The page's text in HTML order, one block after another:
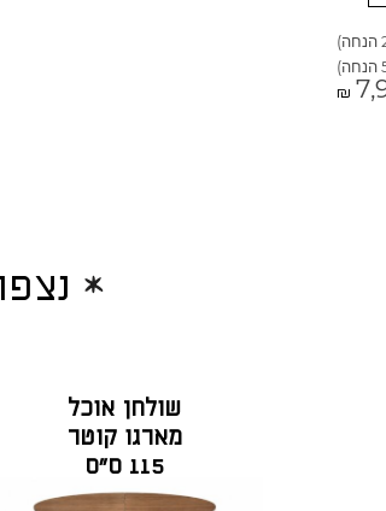
₪
שולחן אוכל
מארגו קוטר
115 ס"ס
פורניר אגוז